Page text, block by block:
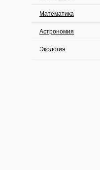
Математика
Астрономия
Экология